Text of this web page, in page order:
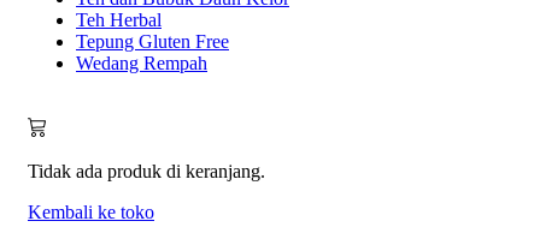
Teh Herbal
Tepung Gluten Free
Wedang Rempah
Tidak ada produk di keranjang.
Kembali ke toko